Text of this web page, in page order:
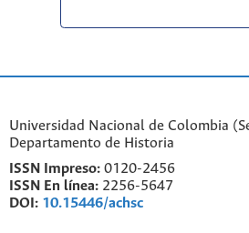
Universidad Nacional de Colombia
Departamento de Historia
ISSN Impreso: 0120-2456
ISSN En línea: 2256-5647
DOI: 10.15446/achsc